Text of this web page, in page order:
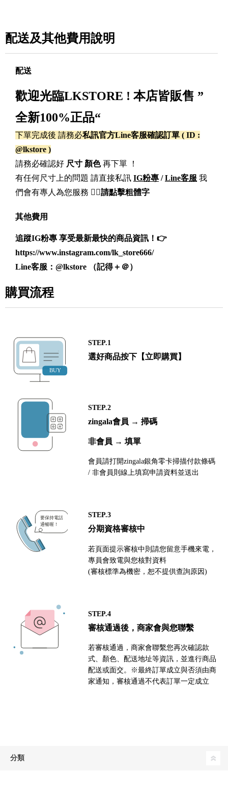
配送及其他費用說明
配送
歡迎光臨LKSTORE ! 本店皆販售 ”
全新100%正品“
下單完成後 請務必私訊官方Line客服確認訂單 ( ID :
@lkstore )
請務必確認好 尺寸 顏色再下單 ！
有任何尺寸上的問題 請直接私訊 IG粉專 /Line客服 我
們會有專人為您服務 👈🏻請點擊粗體字
其他費用
追蹤IG粉專 享受最新最快的商品資訊！👉
https://www.instagram.com/lk_store666/
Line客服： @lkstore （記得＋＠）
購買流程
STEP.1
選好商品按下【立即購買】
STEP.2
zingala會員 → 掃碼
非會員 → 填單
會員請打開zingala銀角零卡掃描付款條碼
/ 非會員則線上填寫申請資料並送出
STEP.3
分期資格審核中
若頁面提示審核中則請您留意手機來電，
專員會致電與您核對資料
(審核標準為機密，恕不提供查詢原因)
STEP.4
審核通過後，商家會與您聯繫
若審核通過，商家會聯繫您再次確認款
式、顏色、配送地址等資訊，並進行商品
配送或面交。※最終訂單成立與否須由商
家通知，審核通過不代表訂單一定成立
分類